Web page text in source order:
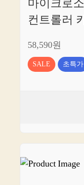
마이크로
컨트롤러
58,590원
SALE 초특가